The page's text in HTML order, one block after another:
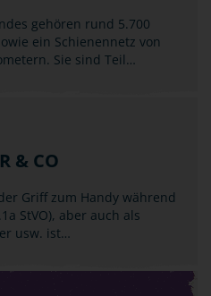
gehören rund 5.700
ein Schienennetz von
Sie sind Teil…
& CO
Griff zum Handy während
StVO), aber auch als
usw. ist…